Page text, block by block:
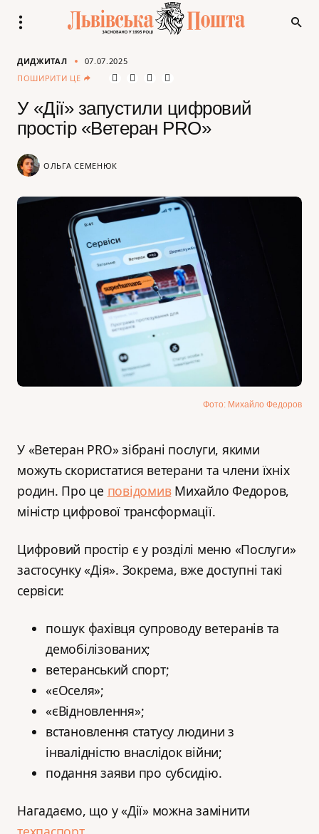
ДИДЖИТАЛ
07.07.2025
ПОШИРИТИ ЦЕ
У «Дії» запустили цифровий
простір «Ветеран PRO»
ОЛЬГА СЕМЕНЮК
Фото: Михайло Федоров
У «Ветеран PRO» зібрані послуги, якими
можуть скористатися ветерани та члени їхніх
родин. Про це повідомивМихайло Федоров,
міністр цифрової трансформації.
Цифровий простір є у розділі меню «Послуги»
застосунку «Дія». Зокрема, вже доступні такі
сервіси:
пошук фахівця супроводу ветеранів та
демобілізованих;
ветеранський спорт;
«єОселя»;
«єВідновлення»;
встановлення статусу людини з
інвалідністю внаслідок війни;
подання заяви про субсидію.
Нагадаємо, що у «Дії» можна замінити